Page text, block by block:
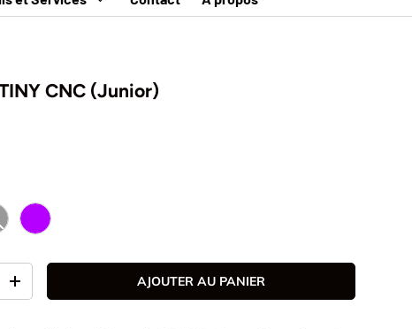
CNC (Junior)
PURPLE
+ AJOUTER AU PANIER